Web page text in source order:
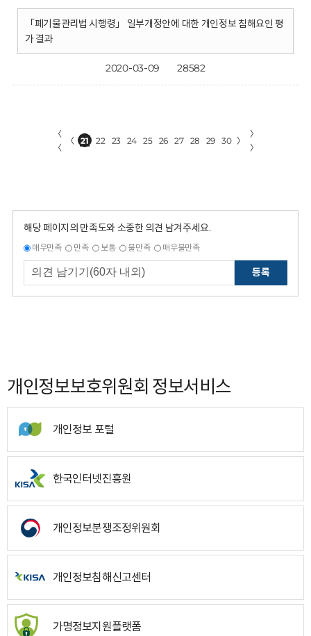
「폐기물관리법 시행령」 일부개정안에 대한 개인정보 침해요인 평
가 결과
2020-03-09 28582
〈
〈
〈 21 22 23 24 25 26 27 28 29 30 〉
〉
〉
해당 페이지의 만족도와 소중한 의견 남겨주세요.
매우만족 만족 보통 불만족 매우불만족
등록
개인정보보호위원회 정보서비스
개인정보 포털
한국인터넷진흥원
개인정보분쟁조정위원회
개인정보침해신고센터
가명정보지원플랫폼